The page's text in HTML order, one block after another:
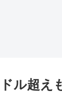
ル超え